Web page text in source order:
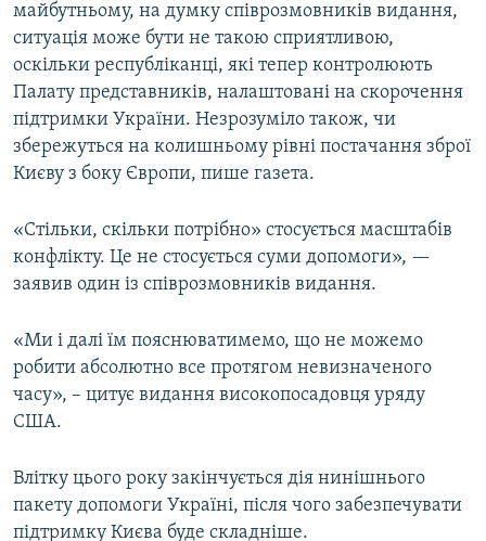
майбутньому, на думку співрозмовників видання,
ситуація може бути не такою сприятливою,
оскільки республіканці, які тепер контролюють
Палату представників, налаштовані на скорочення
підтримки України. Незрозуміло також, чи
збережуться на колишньому рівні постачання зброї
Києву з боку Європи, пише газета.
«Стільки, скільки потрібно» стосується масштабів
конфлікту. Це не стосується суми допомоги», —
заявив один із співрозмовників видання.
«Ми і далі їм пояснюватимемо, що не можемо
робити абсолютно все протягом невизначеного
часу», – цитує видання високопосадовця уряду
США.
Влітку цього року закінчується дія нинішнього
пакету допомоги Україні, після чого забезпечувати
підтримку Києва буде складніше.